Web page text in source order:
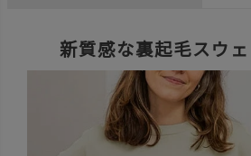
新質感な裏起毛スウ